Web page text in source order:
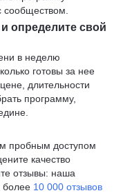
сообществом.
определите свой
в неделю
готовы за нее
длительности
программу,
пробным доступом
качество
отзывы: наша
более 10 000 отзывов